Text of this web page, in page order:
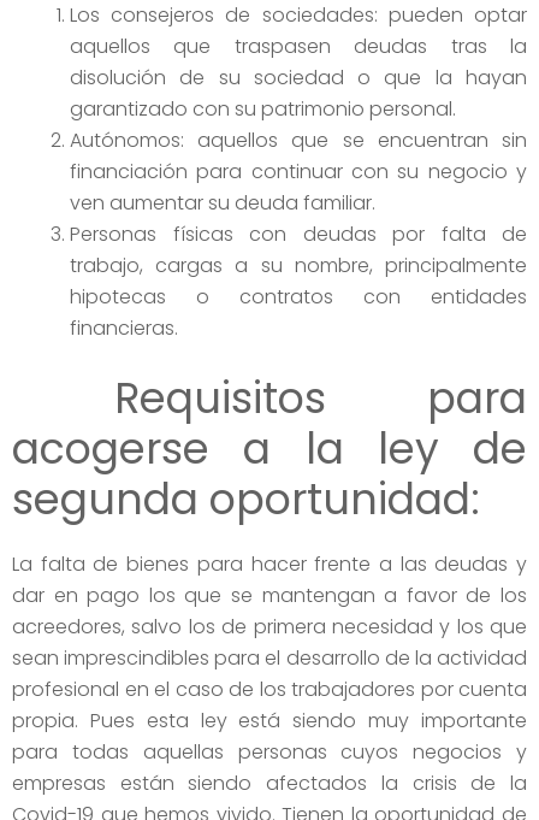
Los consejeros de sociedades: pueden optar
aquellos que traspasen deudas tras la
disolución de su sociedad o que la hayan
garantizado con su patrimonio personal.
Autónomos: aquellos que se encuentran sin
financiación para continuar con su negocio y
ven aumentar su deuda familiar.
Personas físicas con deudas por falta de
trabajo, cargas a su nombre, principalmente
hipotecas o contratos con entidades
financieras.
Requisitos para
acogerse a la ley de
segunda oportunidad:
La falta de bienes para hacer frente a las deudas y
dar en pago los que se mantengan a favor de los
acreedores, salvo los de primera necesidad y los que
sean imprescindibles para el desarrollo de la actividad
profesional en el caso de los trabajadores por cuenta
propia. Pues esta ley está siendo muy importante
para todas aquellas personas cuyos negocios y
empresas están siendo afectados la crisis de la